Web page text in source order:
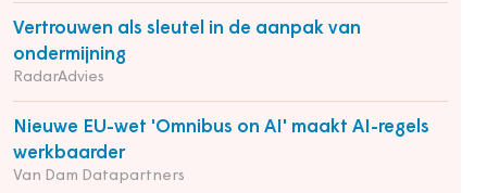
Vertrouwen als sleutel in de aanpak van
ondermijning
RadarAdvies
Nieuwe EU-wet 'Omnibus on AI' maakt AI-regels
werkbaarder
Van Dam Datapartners